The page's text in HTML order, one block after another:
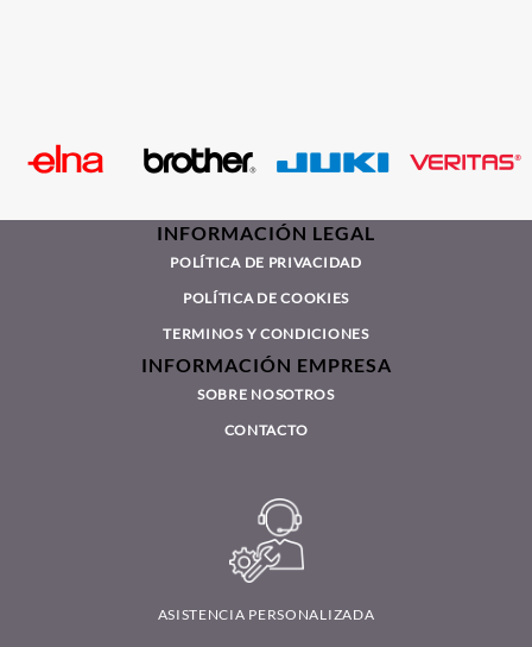
INFORMACIÓN LEGAL
POLÍTICA DE PRIVACIDAD
POLÍTICA DE COOKIES
TERMINOS Y CONDICIONES
INFORMACIÓN EMPRESA
SOBRE NOSOTROS
CONTACTO
ASISTENCIA PERSONALIZADA